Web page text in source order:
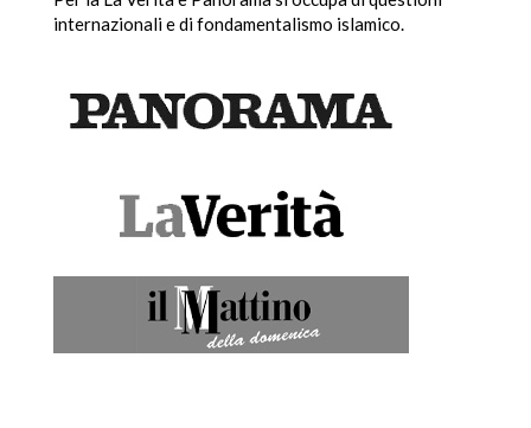
internazionali e di fondamentalismo islamico.